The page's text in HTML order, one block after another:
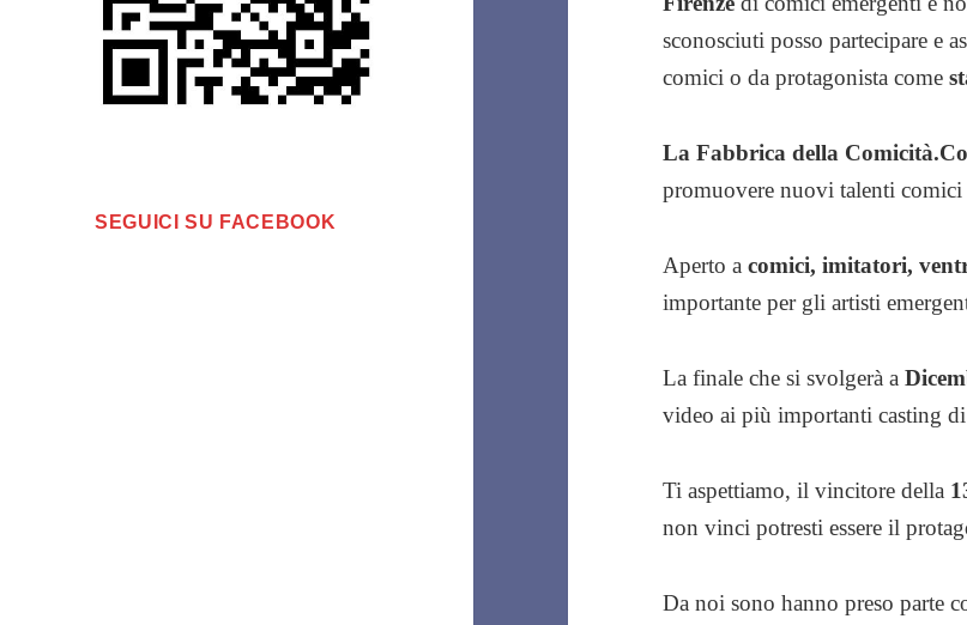
SEGUICI SU FACEBOOK
sconosciuti posso partecipare e
comici o da protagonista come
La Fabbrica della
promuovere nuovi talenti comici
Aperto a comici, imitatori,
importante per gli artisti
La finale che si svolgerà a
video ai più importanti casting
Ti aspettiamo, il vincitore della
non vinci potresti essere il
Da noi sono hanno preso parte